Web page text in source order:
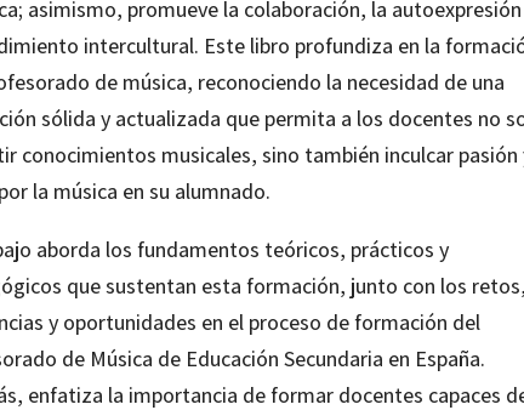
asimismo, promueve la colaboración, la
intercultural. Este libro profundiza en la
de música, reconociendo la necesidad de una
sólida y actualizada que permita a los docentes no
conocimientos musicales, sino también inculcar pasión
la música en su alumnado.
aborda los fundamentos teóricos, prácticos y
que sustentan esta formación, junto con los
y oportunidades en el proceso de formación del
de Música de Educación Secundaria en España.
enfatiza la importancia de formar docentes capaces